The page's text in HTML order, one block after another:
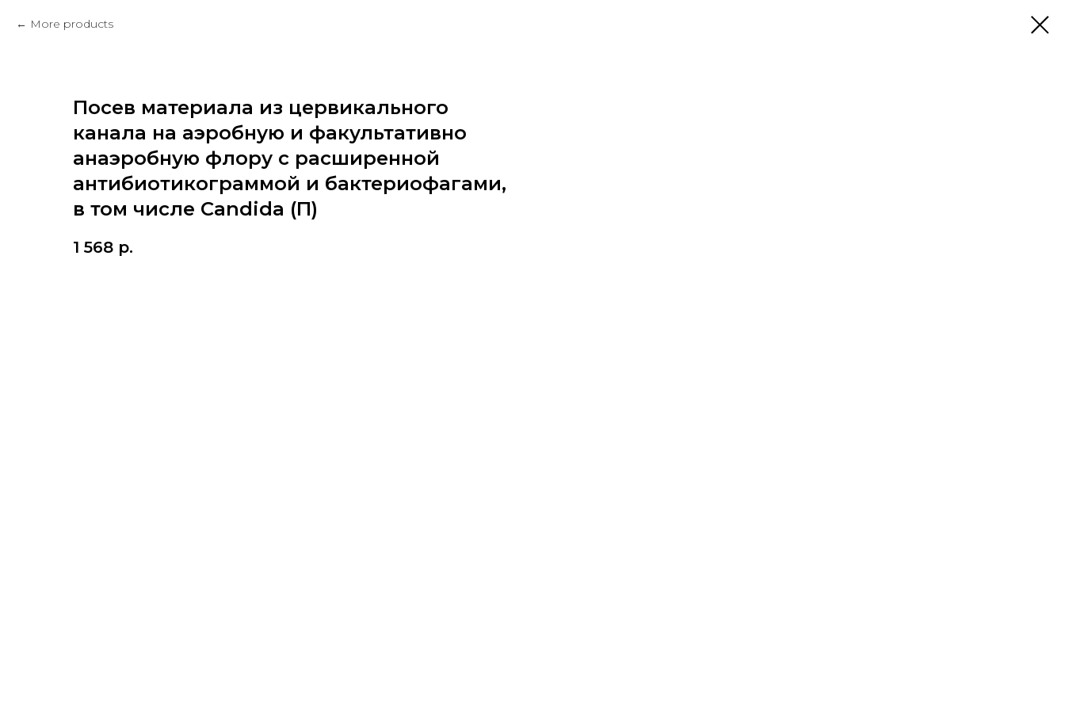
More products
Посев материала из цервикального
канала на аэробную и факультативно
анаэробную флору с расширенной
антибиотикограммой и бактериофагами,
в том числе Candida (П)
1 568 р.